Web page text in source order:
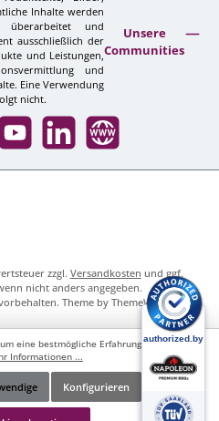
Inhalte werden
und
ausschließlich der
und Leistungen,
und
Eine Verwendung
nicht.
Unsere
Communities
YouTube LinkedIn Website
zzgl. Versandkosten und ggf.
nicht anders angegeben.
Theme by ThemeWare®
eine bestmögliche Erfahrung bieten zu
Informationen ...
Konfigurieren